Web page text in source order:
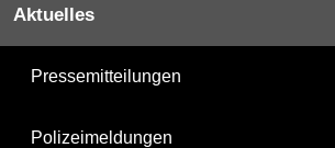
Aktuelles
Pressemitteilungen
Polizeimeldungen